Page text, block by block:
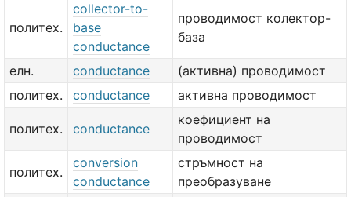
политех.
collector-to-
base
conductance
проводимост колектор-
база
елн. conductance
(активна) проводимост
политех.
conductance активна проводимост
политех. conductance
коефициент на
проводимост
политех.
conversion
conductance
стръмност на
преобразуване